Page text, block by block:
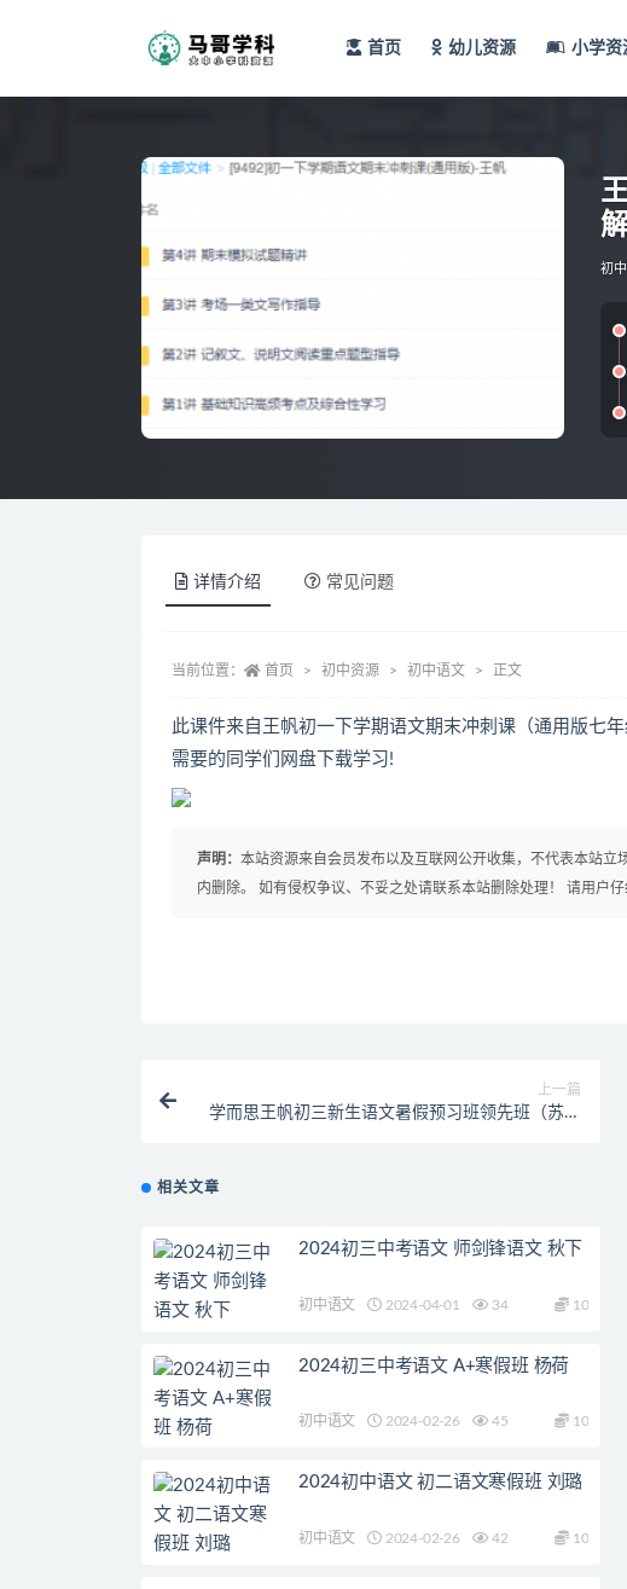
首页 幼儿资源 小学资
初
详情介绍 常见问题
当前位置： 首页 初中资源 初中语文 正文
此课件来自王帆初一下学期语文期末冲刺课（通用版七
需要的同学们网盘下载学习!
声明： 本站资源来自会员发布以及互联网公开收集，不代表本站
内删除。 如有侵权争议、不妥之处请联系本站删除处理！ 请用户
上一篇
学而思王帆初三新生语文暑假预习班领先班（苏教
相关文章
2024初三中考语文 师剑锋语文 秋下
初中语文 2024-04-01 34 10
2024初三中考语文 A+寒假班 杨荷
初中语文 2024-02-26 45 10
2024初中语文 初二语文寒假班 刘璐
初中语文 2024-02-26 42 10